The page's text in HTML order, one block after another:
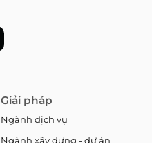
Giải pháp
Ngành dịch vụ
Ngành xây dựng - dự án